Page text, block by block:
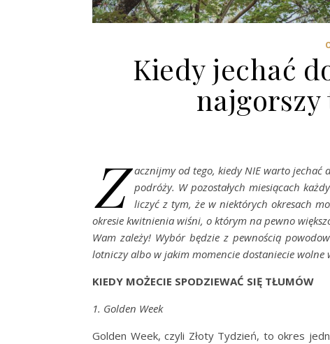
Kiedy jechać
Z acznijmy od tego, kiedy NIE warto jechać
podróży. W pozostałych miesiącach
liczyć z tym, że w niektórych okresach
okresie kwitnienia wiśni, o którym na pewno
Wam zależy! Wybór będzie z pewnością
lotniczy albo w jakim momencie dostaniecie wolne
KIEDY MOŻECIE SPODZIEWAĆ SIĘ TŁUMÓW
1. Golden Week
Golden Week, czyli Złoty Tydzień, to okres